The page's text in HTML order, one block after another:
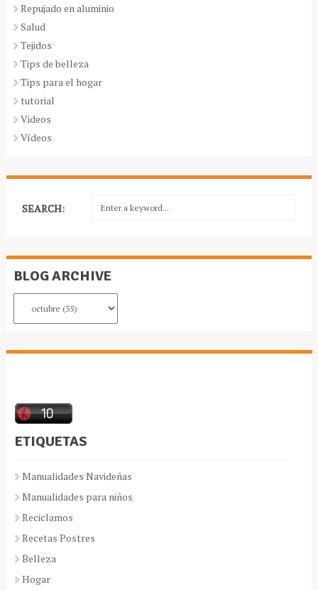
Repujado en aluminio
Salud
Tejidos
Tips de belleza
Tips para el hogar
tutorial
Videos
Vídeos
SEARCH:
BLOG ARCHIVE
ETIQUETAS
Manualidades Navideñas
Manualidades para niños
Reciclamos
Recetas Postres
Belleza
Hogar